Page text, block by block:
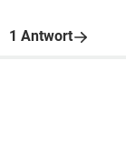
1 Antwort